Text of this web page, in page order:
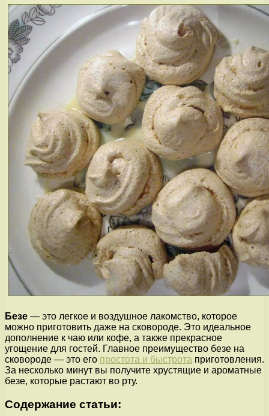
Безе — это легкое и воздушное лакомство, которое
можно приготовить даже на сковороде. Это идеальное
дополнение к чаю или кофе, а также прекрасное
угощение для гостей. Главное преимущество безе на
сковороде — это его простота и быстрота приготовления.
За несколько минут вы получите хрустящие и ароматные
безе, которые растают во рту.
Содержание статьи: